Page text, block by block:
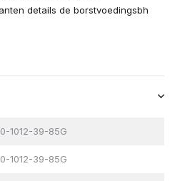
details de borstvoedingsbh
1012-39-85G
1012-39-85G